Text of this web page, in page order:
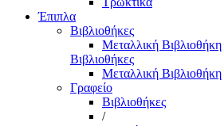
Έπιπλα
Βιβλιοθήκες
Μεταλλική Βιβλιοθήκη
Βιβλιοθήκες
Μεταλλική Βιβλιοθήκη
Γραφείο
Βιβλιοθήκες
/